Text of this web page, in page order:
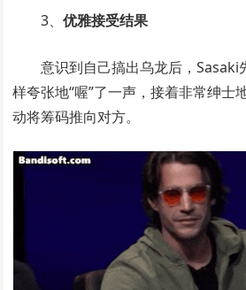
3、优雅接受结果
意识到自己搞出乌龙后，Sasaki
样夸张地“喔”了一声，接着非常绅士
动将筹码推向对方。